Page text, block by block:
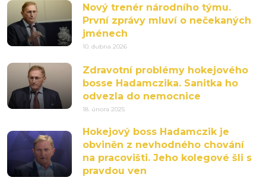
Nový trenér národního týmu.
První zprávy mluví o nečekaných
jménech
10. dubna 2026
Zdravotní problémy hokejového
bosse Hadamczika. Sanitka ho
odvezla do nemocnice
18. února 2025
Hokejový boss Hadamczik je
obviněn z nevhodného chování
na pracovišti. Jeho kolegové šli s
pravdou ven